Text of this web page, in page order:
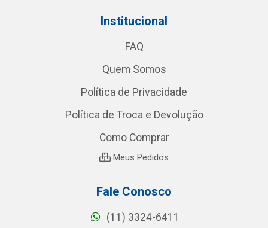
Institucional
FAQ
Quem Somos
Política de Privacidade
Política de Troca e Devolução
Como Comprar
Meus Pedidos
Fale Conosco
(11) 3324-6411